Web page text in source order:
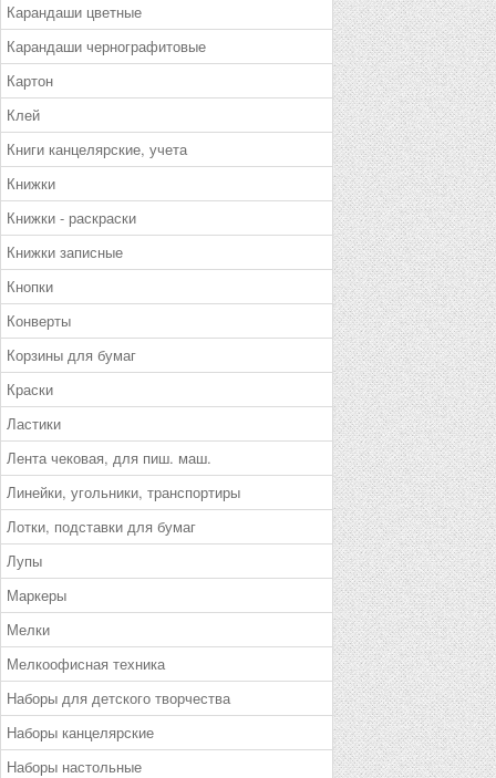
Карандаши цветные
Карандаши чернографитовые
Картон
Клей
Книги канцелярские, учета
Книжки
Книжки - раскраски
Книжки записные
Кнопки
Конверты
Корзины для бумаг
Краски
Ластики
Лента чековая, для пиш. маш.
Линейки, угольники, транспортиры
Лотки, подставки для бумаг
Лупы
Маркеры
Мелки
Мелкоофисная техника
Наборы для детского творчества
Наборы канцелярские
Наборы настольные